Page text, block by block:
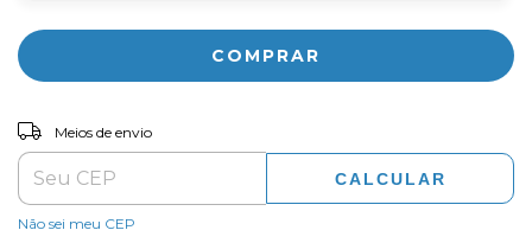
Entregas para o CEP:
Meios de envio
CALCULAR
Não sei meu CEP